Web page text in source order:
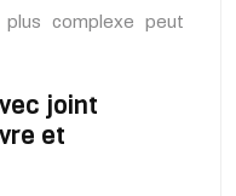
complexe peut
joint
et